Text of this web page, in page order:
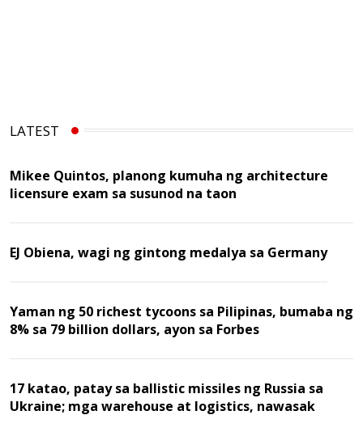
LATEST
Mikee Quintos, planong kumuha ng architecture
licensure exam sa susunod na taon
EJ Obiena, wagi ng gintong medalya sa Germany
Yaman ng 50 richest tycoons sa Pilipinas, bumaba ng
8% sa 79 billion dollars, ayon sa Forbes
17 katao, patay sa ballistic missiles ng Russia sa
Ukraine; mga warehouse at logistics, nawasak